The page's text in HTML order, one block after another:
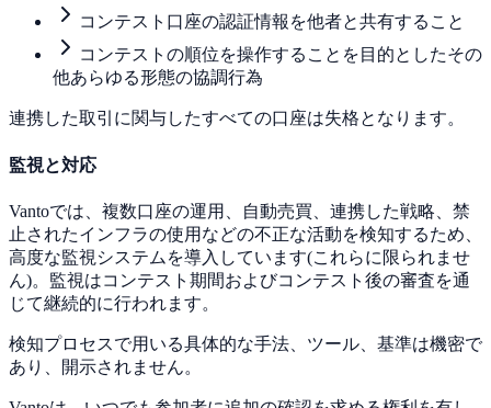
コンテスト口座の認証情報を他者と共有すること
コンテストの順位を操作することを目的としたその
他あらゆる形態の協調行為
連携した取引に関与したすべての口座は失格となります。
監視と対応
Vantoでは、複数口座の運用、自動売買、連携した戦略、禁
止されたインフラの使用などの不正な活動を検知するため、
高度な監視システムを導入しています(これらに限られませ
ん)。監視はコンテスト期間およびコンテスト後の審査を通
じて継続的に行われます。
検知プロセスで用いる具体的な手法、ツール、基準は機密で
あり、開示されません。